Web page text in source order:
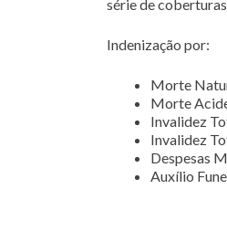
série de
Indenização por:
Morte
Morte
Invalidez
Invalidez
Despesas
Auxílio